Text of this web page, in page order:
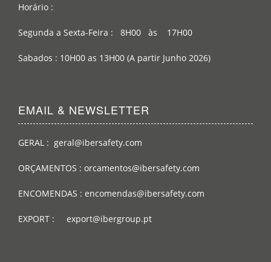
Horário :
Segunda a Sexta-Feira : 8H00 às 17H00
Sabados : 10H00 as 13H00 (A partir Junho 2026)
EMAIL & NEWSLETTER
GERAL : geral@ibersafety.com
ORÇAMENTOS : orcamentos@ibersafety.com
ENCOMENDAS : encomendas@ibersafety.com
EXPORT : export@ibergroup.pt